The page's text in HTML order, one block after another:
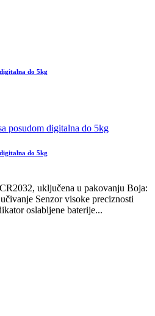
do 5kg
do 5kg
uključena u pakovanju Boja:
Senzor visoke preciznosti
oslabljene baterije...